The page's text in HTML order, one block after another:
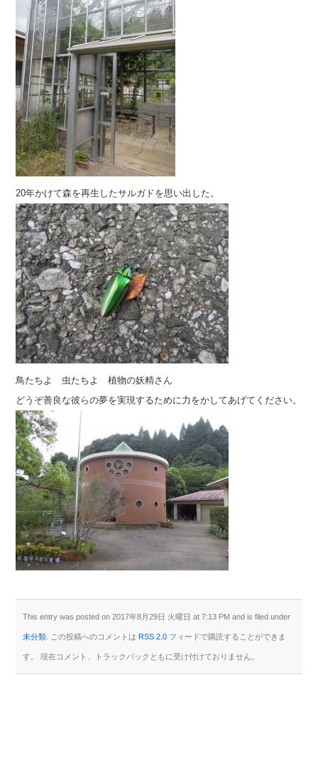
20年かけて森を再生したサルガドを思い出した。
鳥たちよ 虫たちよ 植物の妖精さん
どうぞ善良な彼らの夢を実現するために力をかしてあげてください。
This entry was posted on 2017年8月29日 火曜日 at 7:13 PM and is filed under
未分類 . この投稿へのコメントはRSS 2.0 フィードで購読することができま
す。 現在コメント、トラックバックともに受け付けておりません。